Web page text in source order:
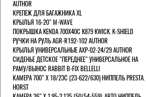
AUTHOR
КРЕПЕЖ ДЛЯ БАГАЖНИКА XL
КРЫЛЬЯ 16-20" M-WAVE
ПОКРЫШКА KENDA 700Х40С K879 KWICK. K-SHIELD
РУЧКИ НА РУЛЬ AGR-R192-102 AUTHOR
КРЫЛЬЯ УНИВЕРСАЛЬНЫЕ AXP-02-24/29 AUTHOR
СИДЕНЬЕ ДЕТСКОЕ "ПЕРЕДНЕЕ" УНИВЕРСАЛЬНОЕ НА
РАМУ/ВЫНОС RABBIT B-FIX BELLELLI
КАМЕРА 700" Х 18/23C (23-622/630) НИППЕЛЬ PRESTA.
HORST